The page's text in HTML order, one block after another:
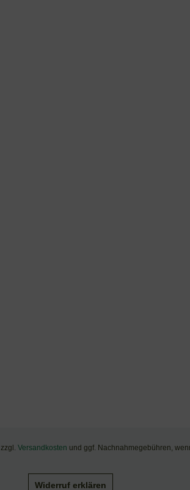
Versandkosten und ggf. Nachnahmegebühren,
Widerruf erklären